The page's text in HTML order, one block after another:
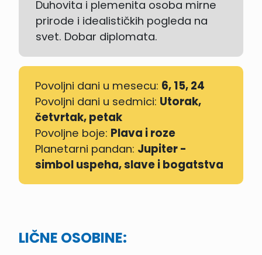
Duhovita i plemenita osoba mirne
prirode i idealističkih pogleda na
svet. Dobar diplomata.
Povoljni dani u mesecu: 6, 15, 24
Povoljni dani u sedmici: Utorak,
četvrtak, petak
Povoljne boje: Plava i roze
Planetarni pandan: Jupiter -
simbol uspeha, slave i bogatstva
LIČNE OSOBINE: